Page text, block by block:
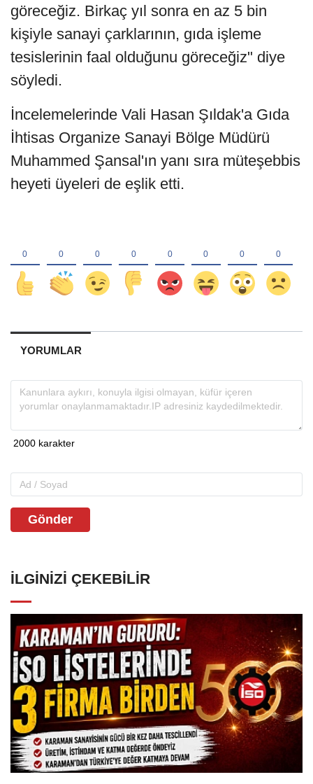
göreceğiz. Birkaç yıl sonra en az 5 bin
kişiyle sanayi çarklarının, gıda işleme
tesislerinin faal olduğunu göreceğiz" diye
söyledi.
İncelemelerinde Vali Hasan Şıldak'a Gıda
İhtisas Organize Sanayi Bölge Müdürü
Muhammed Şansal'ın yanı sıra müteşebbis
heyeti üyeleri de eşlik etti.
YORUMLAR
Gönder
İLGINIZI ÇEKEBILIR